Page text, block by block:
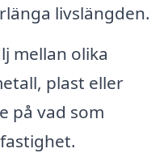
livslängden.
mellan olika
plast eller
på vad som